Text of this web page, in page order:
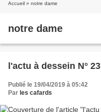
Accueil » notre dame
notre dame
l'actu à dessein N° 23
Publié le 19/04/2019 à 05:42
Par les cafards